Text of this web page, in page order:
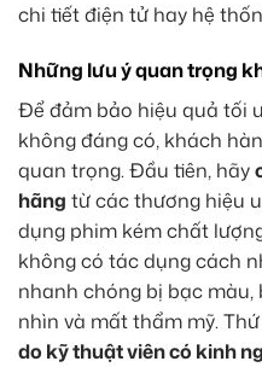
chi tiết điện tử hay hệ
Những lưu ý quan trọng
Để đảm bảo hiệu quả tối
không đáng có, khách
quan trọng. Đầu tiên, hãy
hãng từ các thương hiệu
dụng phim kém chất
không có tác dụng cách
nhanh chóng bị bạc
nhìn và mất thẩm mỹ.
do kỹ thuật viên có kinh